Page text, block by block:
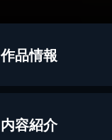
作品情報
モデル
内容紹介